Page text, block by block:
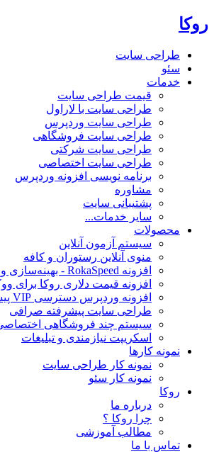
روکا
طراحی سایت
سئو
خدمات
قیمت طراحی سایت
طراحی سایت با لاراول
طراحی سایت وردپرس
طراحی سایت فروشگاهی
طراحی سایت شرکتی
طراحی سایت اختصاصی
برنامه نویسی افزونه وردپرس
مشاوره
پشتیبانی سایت
سایر خدمات...
محصولات
سیستم آزمون آنلاین
منوی آنلاین رستوران و کافه
افزونه RokaSpeed - بهینه‌سازی وردپرس
افزونه قیمت دلاری روکا برای
افزونه وردپرس دسترسی VIP پیشرفته
طراحی سایت پیشرفته صرافی
سیستم چند فروشگاهی
اسکریپت نیازمندی و تبلیغات
نمونه کارها
نمونه کار طراحی سایت
نمونه کار سئو
روکا
درباره ما
چرا روکا ؟
مطالب آموزشی
تماس با ما